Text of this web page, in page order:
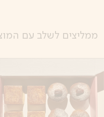
ממליצים לשלב עם